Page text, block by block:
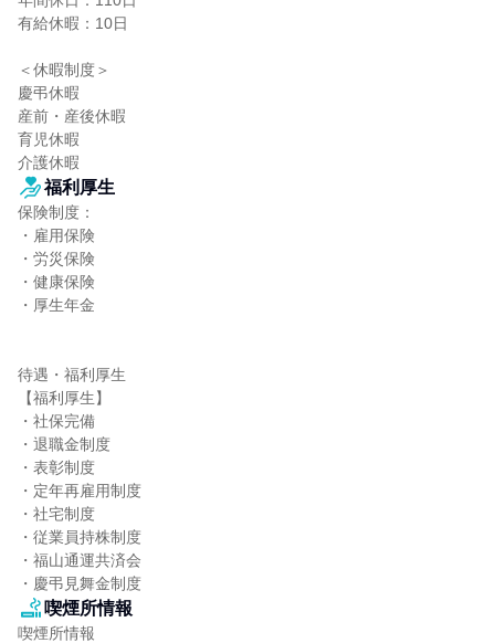
有給休暇：10日
＜休暇制度＞
慶弔休暇
産前・産後休暇
育児休暇
介護休暇
福利厚生
保険制度：
・雇用保険
・労災保険
・健康保険
・厚生年金
待遇・福利厚生
【福利厚生】
・社保完備
・退職金制度
・表彰制度
・定年再雇用制度
・社宅制度
・従業員持株制度
・福山通運共済会
・慶弔見舞金制度
喫煙所情報
喫煙所情報